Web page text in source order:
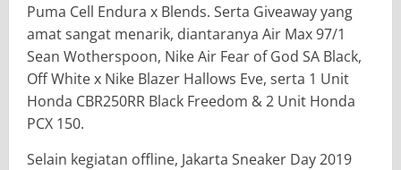
Puma Cell Endura x Blends. Serta Giveaway yang
amat sangat menarik, diantaranya Air Max 97/1
Sean Wotherspoon, Nike Air Fear of God SA Black,
Off White x Nike Blazer Hallows Eve, serta 1 Unit
Honda CBR250RR Black Freedom & 2 Unit Honda
PCX 150.
Selain kegiatan offline, Jakarta Sneaker Day 2019